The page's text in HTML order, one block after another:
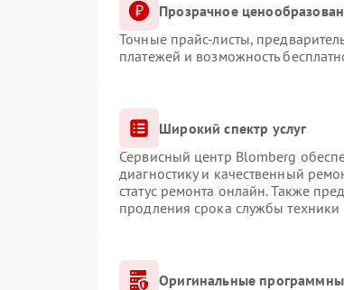
Прозрачное
Точные прайс-листы,
платежей и возможность
Широкий спектр услуг
Сервисный центр Blomberg
диагностику и качественный
статус ремонта онлайн. Также
продления срока службы техники
Оригинальные